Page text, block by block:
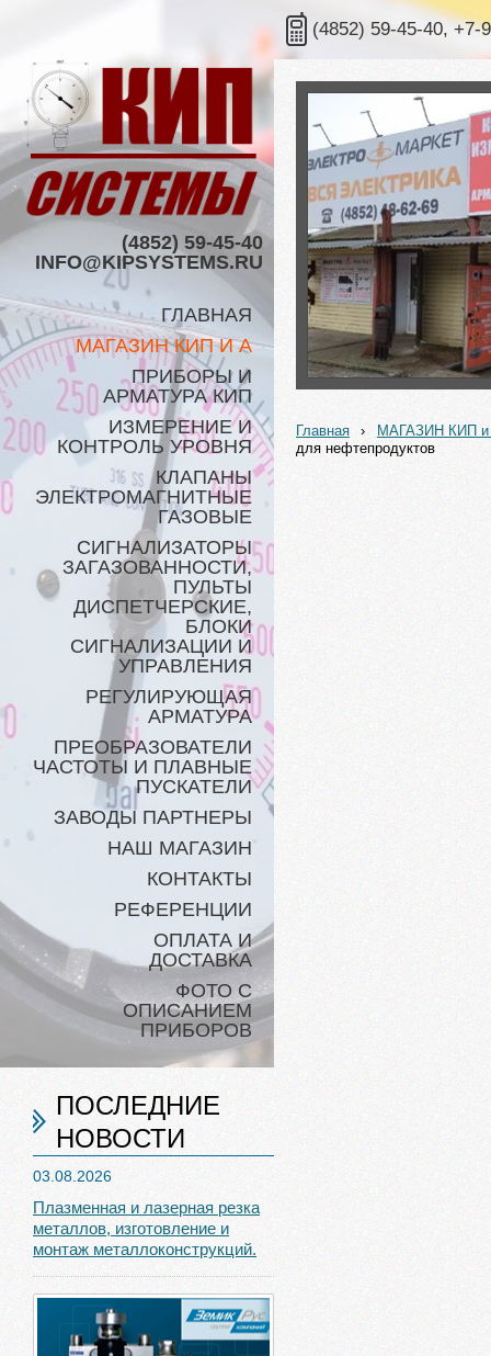
(4852) 59-45-40, +7-
(4852) 59-45-40
INFO@KIPSYSTEMS.RU
ГЛАВНАЯ
МАГАЗИН КИП И А
ПРИБОРЫ И
АРМАТУРА КИП
ИЗМЕРЕНИЕ И
КОНТРОЛЬ УРОВНЯ
КЛАПАНЫ
ЭЛЕКТРОМАГНИТНЫЕ
ГАЗОВЫЕ
СИГНАЛИЗАТОРЫ
ЗАГАЗОВАННОСТИ,
ПУЛЬТЫ
ДИСПЕТЧЕРСКИЕ,
БЛОКИ
СИГНАЛИЗАЦИИ И
УПРАВЛЕНИЯ
РЕГУЛИРУЮЩАЯ
АРМАТУРА
ПРЕОБРАЗОВАТЕЛИ
ЧАСТОТЫ И ПЛАВНЫЕ
ПУСКАТЕЛИ
ЗАВОДЫ ПАРТНЕРЫ
НАШ МАГАЗИН
КОНТАКТЫ
РЕФЕРЕНЦИИ
ОПЛАТА И
ДОСТАВКА
ФОТО С
ОПИСАНИЕМ
ПРИБОРОВ
ПОСЛЕДНИЕ
НОВОСТИ
03.08.2026
Плазменная и лазерная резка
металлов, изготовление и
монтаж металлоконструкций.
Главная ›
МАГАЗИН КИП
для нефтепродуктов